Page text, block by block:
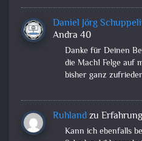
Daniel Jörg
Andra 40
Danke für Deinen
die Mach1 Felge auf
bisher ganz
Ruhlandzu
Kann ich ebenfalls